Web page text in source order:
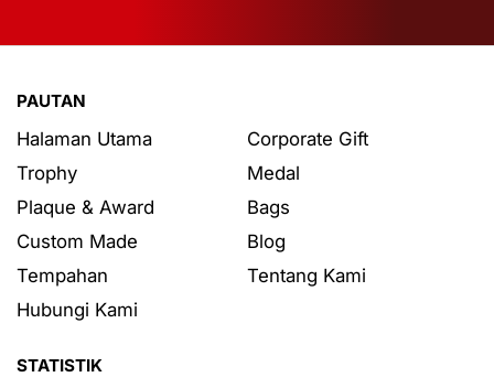
PAUTAN
Halaman Utama
Corporate Gift
Trophy
Medal
Plaque & Award
Bags
Custom Made
Blog
Tempahan
Tentang Kami
Hubungi Kami
STATISTIK